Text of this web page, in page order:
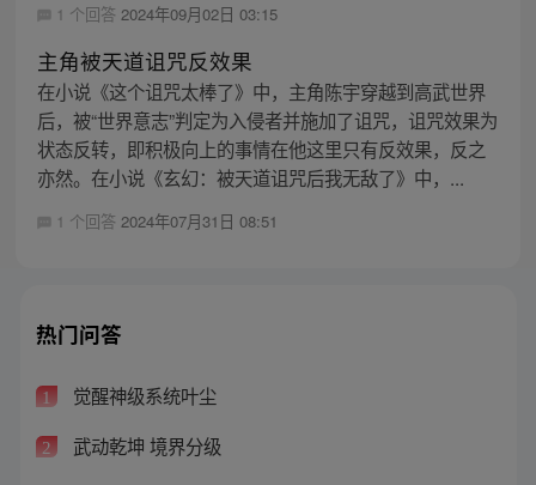
1 个回答 2024年09月02日 03:15
主角被天道诅咒反效果
在小说《这个诅咒太棒了》中，主角陈宇穿越到高武世界
后，被“世界意志”判定为入侵者并施加了诅咒，诅咒效果为
状态反转，即积极向上的事情在他这里只有反效果，反之
亦然。在小说《玄幻：被天道诅咒后我无敌了》中，...
1 个回答 2024年07月31日 08:51
热门问答
1 觉醒神级系统叶尘
2 武动乾坤 境界分级